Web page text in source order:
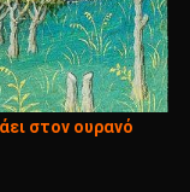
στον ουρανό